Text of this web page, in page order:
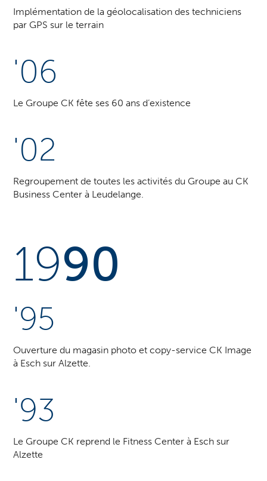
Implémentation de la géolocalisation des techniciens
par GPS sur le terrain
'06
Le Groupe CK fête ses 60 ans d’existence
'02
Regroupement de toutes les activités du Groupe au CK
Business Center à Leudelange.
1990
'95
Ouverture du magasin photo et copy-service CK Image
à Esch sur Alzette.
'93
Le Groupe CK reprend le Fitness Center à Esch sur
Alzette